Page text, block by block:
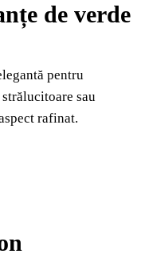
de verde
pentru
sau
rafinat.